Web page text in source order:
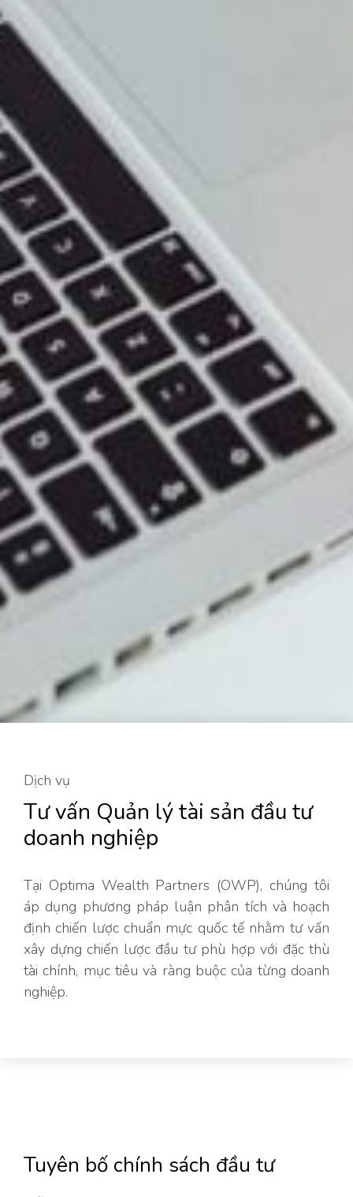
Dịch vụ
Tư vấn Quản lý tài sản đầu tư
doanh nghiệp
Tại Optima Wealth Partners (OWP), chúng tôi
áp dụng phương pháp luận phân tích và hoạch
định chiến lược chuẩn mực quốc tế nhằm tư vấn
xây dựng chiến lược đầu tư phù hợp với đặc thù
tài chính, mục tiêu và ràng buộc của từng doanh
nghiệp.
Tuyên bố chính sách đầu tư